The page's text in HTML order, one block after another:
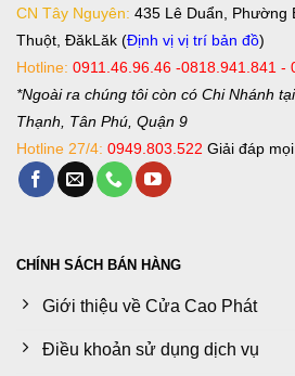
CN Tây Nguyên: 435 Lê Duẩn, Phường
Thuột, ĐăkLăk (Định vị vị trí bản đồ)
Hotline: 0911.46.96.46 -0818.941.841 -
*Ngoài ra chúng tôi còn có Chi Nhánh
Thạnh, Tân Phú, Quận 9
Hotline 27/4: 0949.803.522 Giải đáp
CHÍNH SÁCH BÁN HÀNG
Giới thiệu về Cửa Cao Phát
Điều khoản sử dụng dịch vụ